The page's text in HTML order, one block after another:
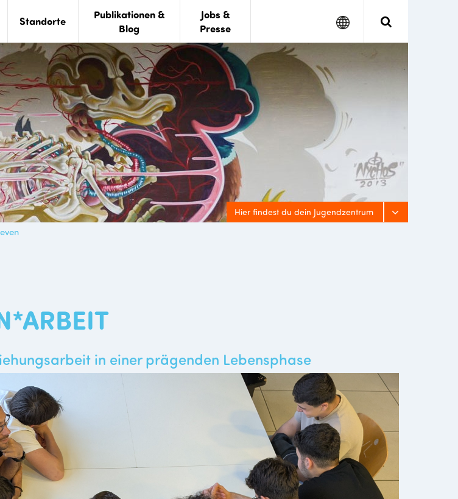
Standorte
Publikationen &
Blog
Jobs &
Presse
Search
Google
Hier findest du dein Jugendzentrum
in einer prägenden Lebensphase